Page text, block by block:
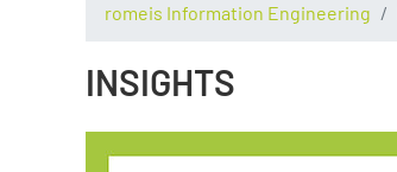
romeis Information Engineering
INSIGHTS